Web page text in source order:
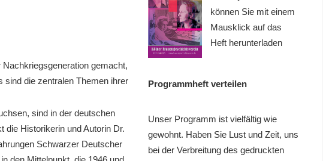
gemacht,
sind die zentralen Themen ihrer
sind in der deutschen
die Historikerin und Autorin Dr.
Schwarzer Deutscher
können Sie mit einem
Mausklick auf das
Heft herunterladen
Programmheft verteilen
Unser Programm ist vielfältig wie
gewohnt. Haben Sie Lust und Zeit, uns
bei der Verbreitung des gedruckten